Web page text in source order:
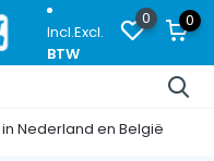
Incl.Excl.
BTW
0 0
in Nederland en België